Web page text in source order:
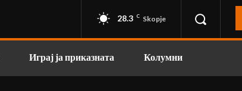
28.3 C Skopje
Играј ја приказната Колумни